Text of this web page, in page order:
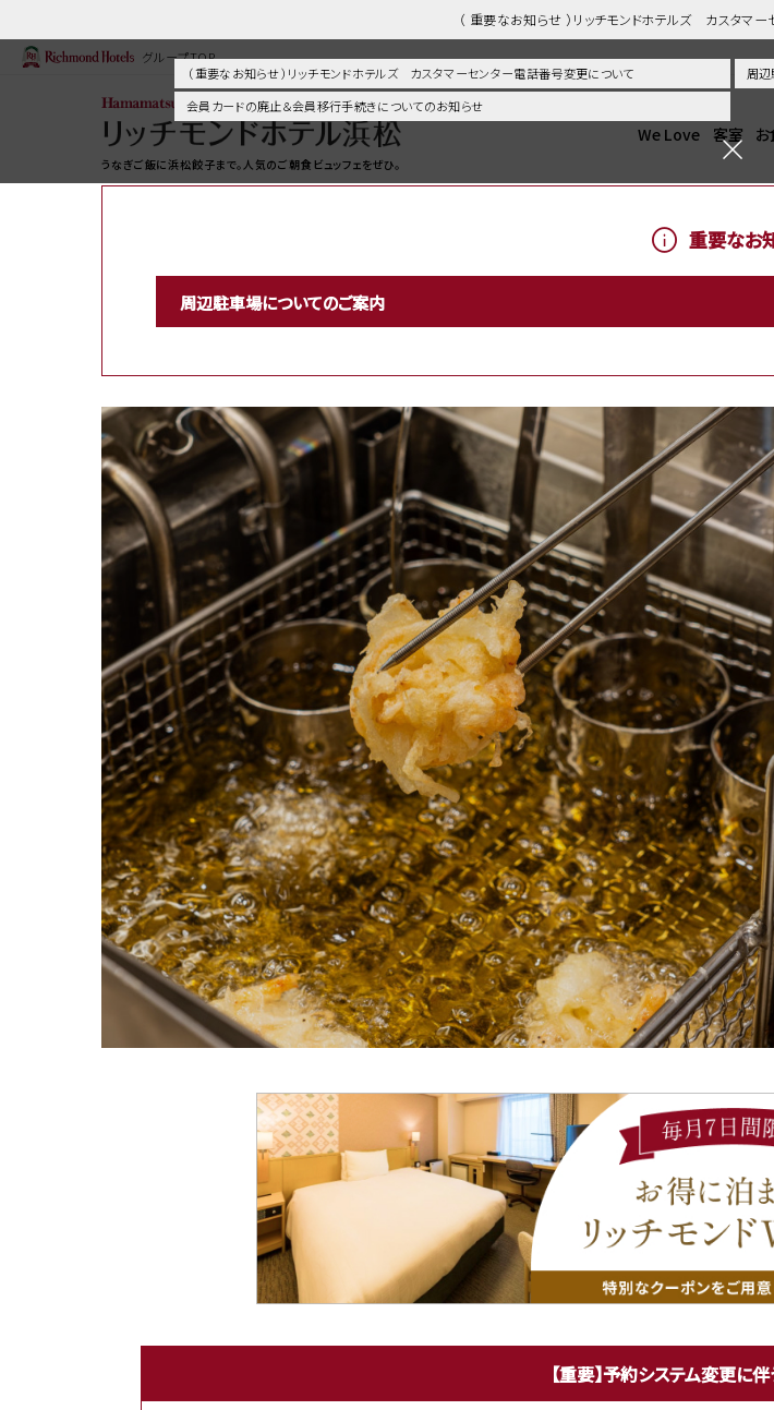
（ 重要なお知らせ ）リッチモンドホテルズ カスタ
（ 重要なお知らせ ）リッチモンドホテルズ カスタマーセンター電話番号変更について
周
会員カードの廃止＆会員移行手続きについてのお知らせ
グループTOP
うなぎご飯に浜松餃子まで。人気のご朝食ビュッフェをぜひ。
We Love 客室
重要なお
周辺駐車場についてのご案内
【重要】予約システム変更に伴